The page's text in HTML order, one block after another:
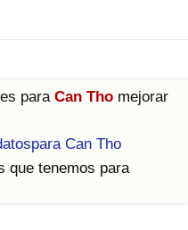
para Can Tho mejorar
Can Tho
que tenemos para
(Actual)
por País